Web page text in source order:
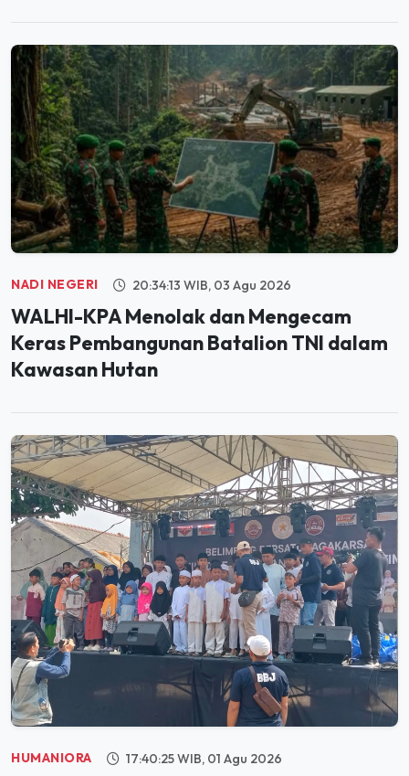
NADI NEGERI 20:34:13 WIB, 03 Agu 2026
WALHI-KPA Menolak dan Mengecam
Keras Pembangunan Batalion TNI dalam
Kawasan Hutan
HUMANIORA 17:40:25 WIB, 01 Agu 2026